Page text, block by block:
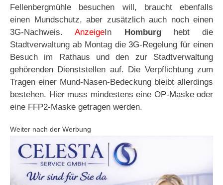
Fellenbergmühle besuchen will, braucht ebenfalls
einen Mundschutz, aber zusätzlich auch noch einen
3G-Nachweis.AnzeigeIn Homburghebt die
Stadtverwaltung ab Montag die 3G-Regelung für einen
Besuch im Rathaus und den zur Stadtverwaltung
gehörenden Dienststellen auf. Die Verpflichtung zum
Tragen einer Mund-Nasen-Bedeckung bleibt allerdings
bestehen. Hier muss mindestens eine OP-Maske oder
eine FFP2-Maske getragen werden.
Weiter nach der Werbung